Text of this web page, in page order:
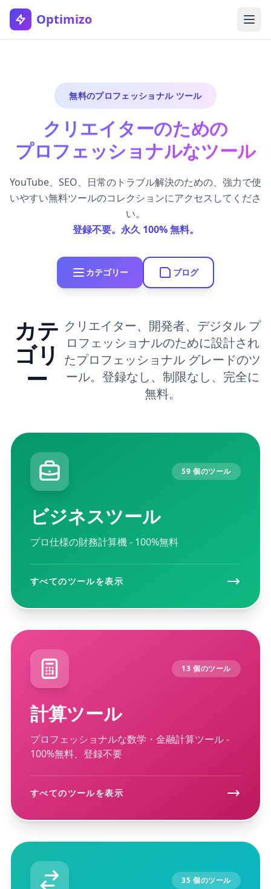
Optimizo
無料のプロフェッショナル ツール
クリエイターのための
プロフェッショナルなツール
YouTube、SEO、日常のトラブル解決のための、強力で使
いやすい無料ツールのコレクションにアクセスしてくださ
い。
登録不要。永久 100% 無料。
カテゴリー ブログ
カテ
ゴリ
ー
クリエイター、開発者、デジタル プ
ロフェッショナルのために設計され
たプロフェッショナル グレードのツ
ール。登録なし、制限なし、完全に
無料。
59 個のツール
ビジネスツール
プロ仕様の財務計算機 - 100%無料
すべてのツールを表示
13 個のツール
計算ツール
プロフェッショナルな数学・金融計算ツール -
100%無料、登録不要
すべてのツールを表示
35 個のツール